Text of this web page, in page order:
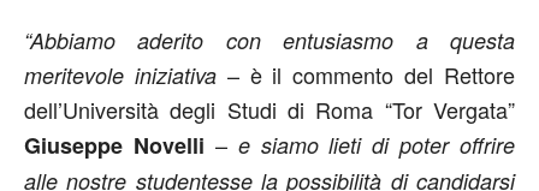
“Abbiamo aderito con entusiasmo a questa
meritevole iniziativa– è il commento del Rettore
dell’Università degli Studi di Roma “Tor Vergata”
Giuseppe Novelli – e siamo lieti di poter offrire
alle nostre studentesse la possibilità di candidarsi